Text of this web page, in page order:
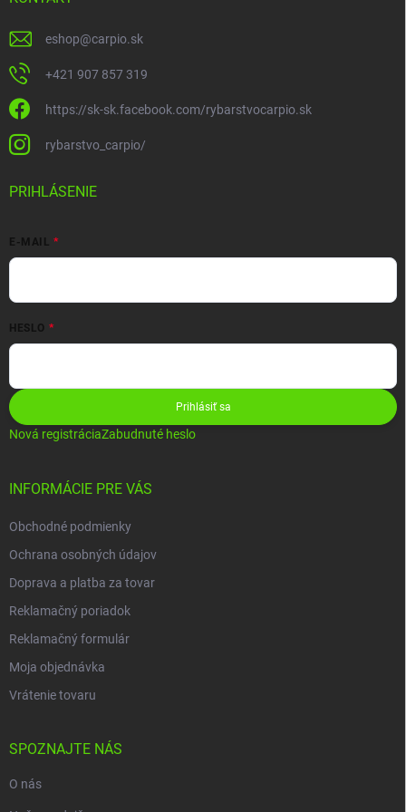
eshop@carpio.sk
+421 907 857 319
https://sk-sk.facebook.com/rybarstvocarpio.sk
rybarstvo_carpio/
PRIHLÁSENIE
E-MAIL
HESLO
Prihlásiť sa
Nová registráciaZabudnuté heslo
INFORMÁCIE PRE VÁS
Obchodné podmienky
Ochrana osobných údajov
Doprava a platba za tovar
Reklamačný poriadok
Reklamačný formulár
Moja objednávka
Vrátenie tovaru
SPOZNAJTE NÁS
O nás